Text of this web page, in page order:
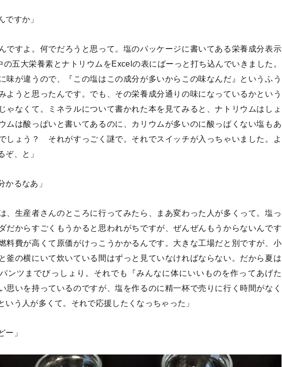
ですか」
んですよ。何でだろうと思って。塩のパッケージに書いてある栄養成分表示
の五大栄養素とナトリウムをExcelの表にばーっと打ち込んでいきました。
味が違うので、『この塩はこの成分が多いからこの味なんだ』というふう
ようと思ったんです。でも、その栄養成分通りの味になっているかという
ゃなくて。ミネラルについて書かれた本を見てみると、ナトリウムはしょ
ムは酸っぱいと書いてあるのに、カリウムが多いのに酸っぱくない塩もあ
しょう？ それがすっごく謎で。それでスイッチが入っちゃいました。よ
ぞ、と」
かるなあ」
、生産者さんのところに行ってみたら、まあ変わった人が多くって。塩っ
だからすごくもうかると思われがちですが、ぜんぜんもうからないんです
料費が高くて原価がけっこうかかるんです。大きな工場だと別ですが、小
釜の横にいて炊いている間はずっと見ていなければならない。だから夏は
ンツまでびっしょり。それでも『みんなに体にいいものを作ってあげた
思いを持っているのですが、塩を作るのに精一杯で売りに行く時間がなく
いう人が多くて。それで応援したくなっちゃった」
ー」